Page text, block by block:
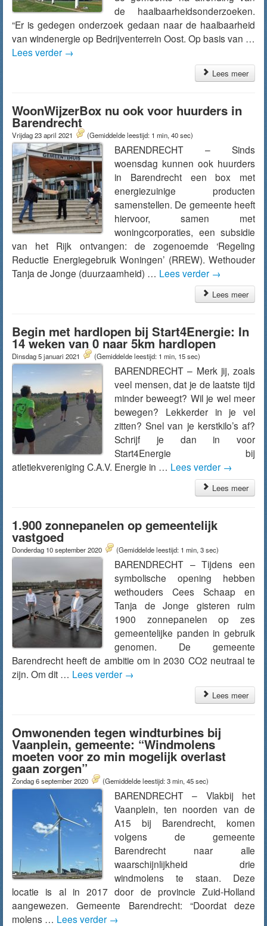
de haalbaarheidsonderzoeken.
“Er is gedegen onderzoek gedaan naar de haalbaarheid
van windenergie op Bedrijventerrein Oost. Op basis van …
Lees verder →
Lees meer
WoonWijzerBox nu ook voor huurders in
Barendrecht
Vrijdag 23 april 2021 (Gemiddelde leestijd: 1 min, 40 sec)
BARENDRECHT – Sinds
woensdag kunnen ook huurders
in Barendrecht een box met
energiezuinige producten
samenstellen. De gemeente heeft
hiervoor, samen met
woningcorporaties, een subsidie
van het Rijk ontvangen: de zogenoemde ‘Regeling
Reductie Energiegebruik Woningen’ (RREW). Wethouder
Tanja de Jonge (duurzaamheid) … Lees verder →
Lees meer
Begin met hardlopen bij Start4Energie: In
14 weken van 0 naar 5km hardlopen
Dinsdag 5 januari 2021 (Gemiddelde leestijd: 1 min, 15 sec)
BARENDRECHT – Merk jij, zoals
veel mensen, dat je de laatste tijd
minder beweegt? Wil je wel meer
bewegen? Lekkerder in je vel
zitten? Snel van je kerstkilo’s af?
Schrijf je dan in voor
Start4Energie bij
atletiekvereniging C.A.V. Energie in … Lees verder →
Lees meer
1.900 zonnepanelen op gemeentelijk
vastgoed
Donderdag 10 september 2020 (Gemiddelde leestijd: 1 min, 3 sec)
BARENDRECHT – Tijdens een
symbolische opening hebben
wethouders Cees Schaap en
Tanja de Jonge gisteren ruim
1900 zonnepanelen op zes
gemeentelijke panden in gebruik
genomen. De gemeente
Barendrecht heeft de ambitie om in 2030 CO2 neutraal te
zijn. Om dit … Lees verder →
Lees meer
Omwonenden tegen windturbines bij
Vaanplein, gemeente: “Windmolens
moeten voor zo min mogelijk overlast
gaan zorgen”
Zondag 6 september 2020 (Gemiddelde leestijd: 3 min, 45 sec)
BARENDRECHT – Vlakbij het
Vaanplein, ten noorden van de
A15 bij Barendrecht, komen
volgens de gemeente
Barendrecht naar alle
waarschijnlijkheid drie
windmolens te staan. Deze
locatie is al in 2017 door de provincie Zuid-Holland
aangewezen. Gemeente Barendrecht: “Doordat deze
molens … Lees verder →